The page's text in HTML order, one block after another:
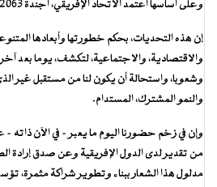
وعلى أساسها اعتمد الاتحاد الإفريقي، أجندة 2063.
إن هذه التحديات، بحكم خطورتها وأبعادها
والاقتصادية، والاجتماعية، لتكشف، يوما بعد
وشعوبا، واستحالة أن يكون لنا من مستقبل غير الذي
والنمو المشترك، المستدام.
وإن في زخم حضورنا اليوم ما يعبر – في الآن
من تقدير لدى الدول الإفريقية وعن صدق إرادة
مدلول هذا الشعار ببناء وتطوير شراكة مثمرة،